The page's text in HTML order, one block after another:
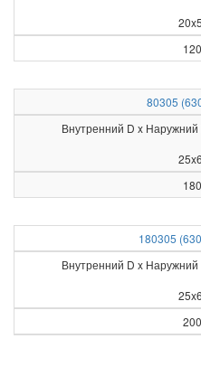
80305
Внутренний D x
180305
Внутренний D x